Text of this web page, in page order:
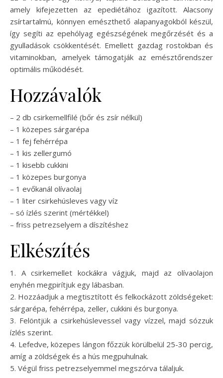
amely kifejezetten az epediétához igazított. Alacsony
zsírtartalmú, könnyen emészthető alapanyagokból készül,
így segíti az epehólyag egészségének megőrzését és a
gyulladások csökkentését. Emellett gazdag rostokban és
vitaminokban, amelyek támogatják az emésztőrendszer
optimális működését.
Hozzávalók
– 2 db csirkemellfilé (bőr és zsír nélkül)
– 1 közepes sárgarépa
– 1 fej fehérrépa
– 1 kis zellergumó
– 1 kisebb cukkini
– 1 közepes burgonya
– 1 evőkanál olívaolaj
– 1 liter csirkehúsleves vagy víz
– só ízlés szerint (mértékkel)
– friss petrezselyem a díszítéshez
Elkészítés
1. A csirkemellet kockákra vágjuk, majd az olívaolajon
enyhén megpirítjuk egy lábasban.
2. Hozzáadjuk a megtisztított és felkockázott zöldségeket:
sárgarépa, fehérrépa, zeller, cukkini és burgonya.
3. Felöntjük a csirkehúslevessel vagy vízzel, majd sózzuk
ízlés szerint.
4. Lefedve, közepes lángon főzzük körülbelül 25-30 percig,
amíg a zöldségek és a hús megpuhulnak.
5. Végül friss petrezselyemmel megszórva tálaljuk.